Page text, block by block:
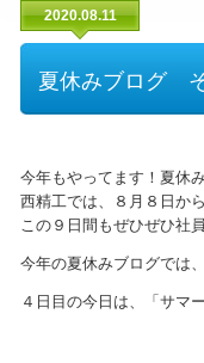
2020.08.11
夏休みブログ
今年もやってます！夏休
西精工では、８月８日か
この９日間もぜひぜひ社
今年の夏休みブログでは
４日目の今日は、「サマ